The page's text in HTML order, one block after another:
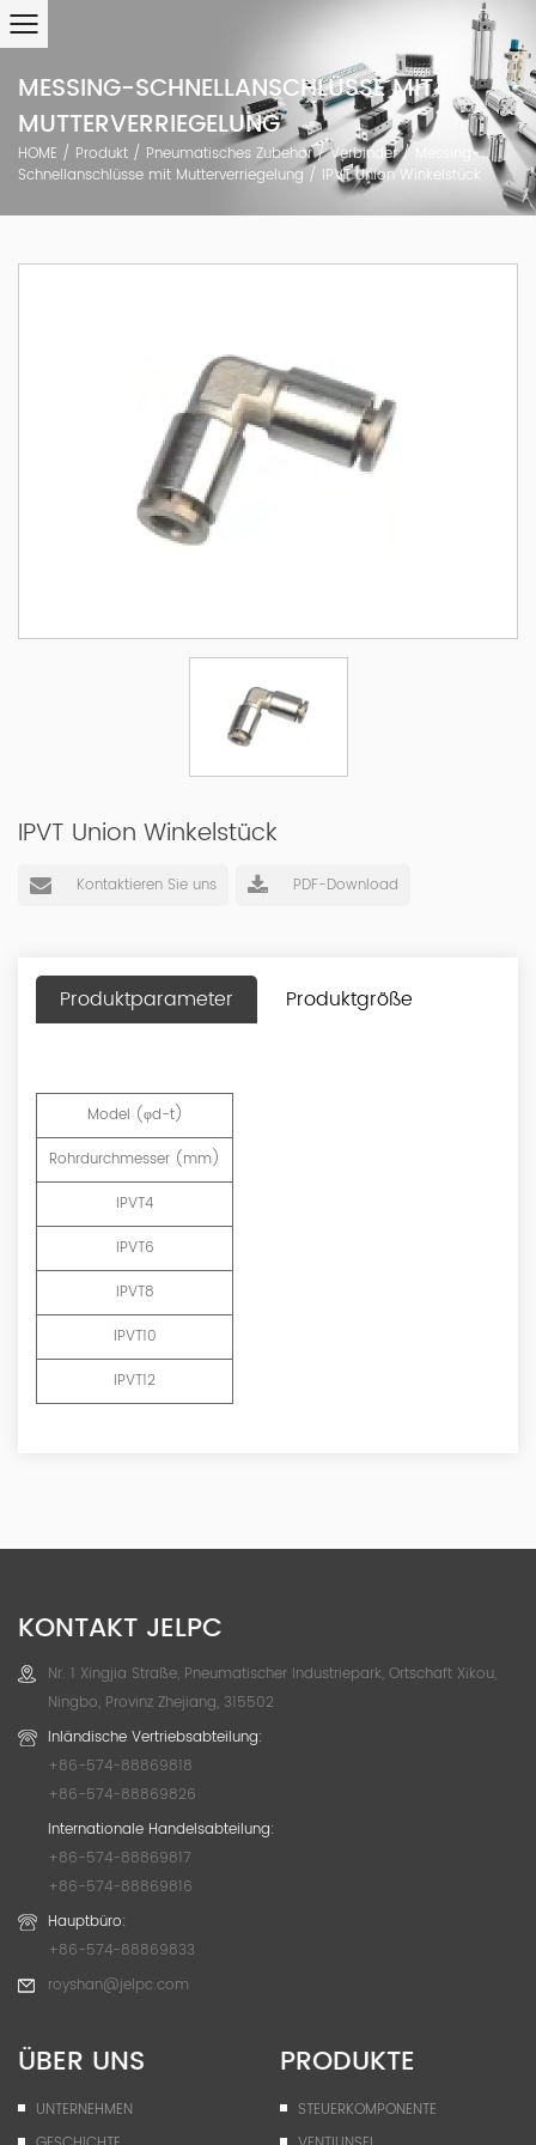
MESSING-SCHNELLANSCHLÜSSE MIT
MUTTERVERRIEGELUNG
HOME / Produkt / Pneumatisches Zubehör/Verbinder/ Messing-
Schnellanschlüsse mit Mutterverriegelung / IPVT Union Winkelstück
IPVT Union Winkelstück
Kontaktieren Sie uns PDF-Download
Produktparameter Produktgröße
Model (φd-t)
Rohrdurchmesser (mm)
IPVT4
IPVT6
IPVT8
IPVT10
IPVT12
KONTAKT JELPC
Nr. 1 Xingjia Straße, Pneumatischer Industriepark, Ortschaft Xikou,
Ningbo, Provinz Zhejiang, 315502
Inländische Vertriebsabteilung:
+86-574-88869818
+86-574-88869826
Internationale Handelsabteilung:
+86-574-88869817
+86-574-88869816
Hauptbüro:
+86-574-88869833
royshan@jelpc.com
ÜBER UNS
UNTERNEHMEN
PRODUKTE
STEUERKOMPONENTE